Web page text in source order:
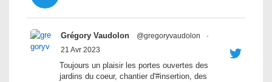
Grégory Vaudolon @gregoryvaudolon
·
21 Avr 2023
Toujours un plaisir les portes ouvertes des
jardins du coeur, chantier d'#insertion, des